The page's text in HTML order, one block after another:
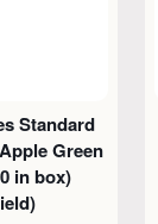
Standard
Green
in box)